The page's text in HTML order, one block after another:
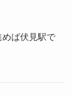
ば伏見駅で